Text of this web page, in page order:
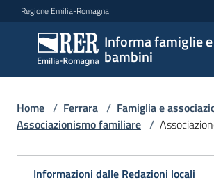
Vai al contenuto
Vai alla navigazione
Vai al footer
Regione Emilia-Romagna
Informa famiglie e
bambini
Informa
famiglie
e
bambini
Argomenti
Home / Ferrara / Famiglia e
Associazionismo familiare /
Informazioni dalle Redazioni locali